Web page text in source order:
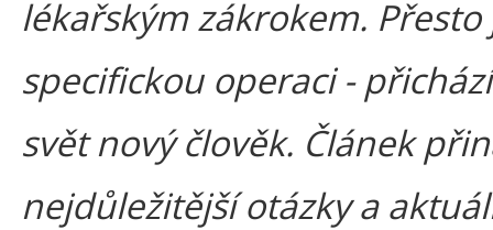
lékařským zákrokem. Přesto
specifickou operaci -
svět nový člověk. Článek
nejdůležitější otázky a